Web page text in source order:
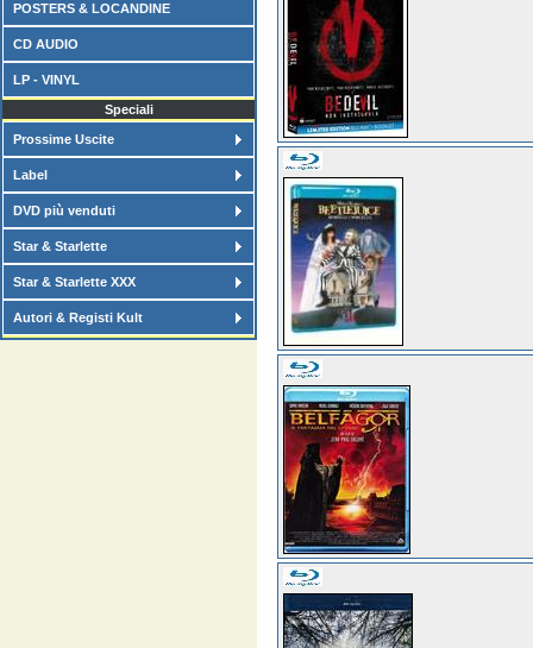
POSTERS & LOCANDINE
CD AUDIO
LP - VINYL
Speciali
Prossime Uscite
Label
DVD più venduti
Star & Starlette
Star & Starlette XXX
Autori & Registi Kult